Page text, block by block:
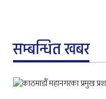
सम्बन्धित खबर